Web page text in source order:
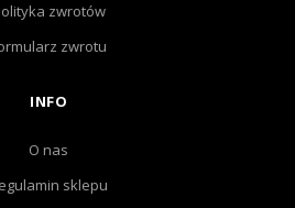
zwrotów
zwrotu
INFO
O nas
sklepu